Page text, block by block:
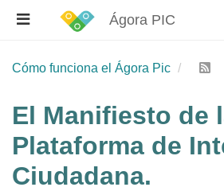
Ágora PIC
Cómo funciona el Ágora Pic
El Manifiesto de
Plataforma de
Ciudadana.